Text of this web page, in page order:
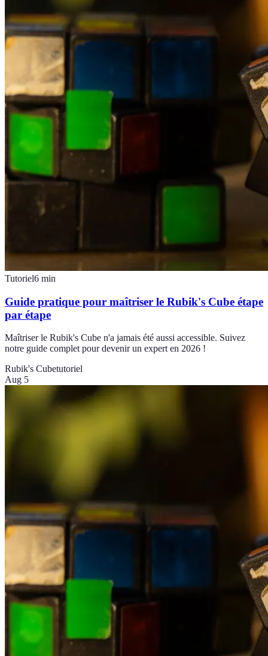
Tutoriel6 min
Guide pratique pour maîtriser le Rubik's Cube étape
par étape
Maîtriser le Rubik's Cube n'a jamais été aussi accessible. Suivez
notre guide complet pour devenir un expert en 2026 !
Rubik's Cubetutoriel
Aug 5